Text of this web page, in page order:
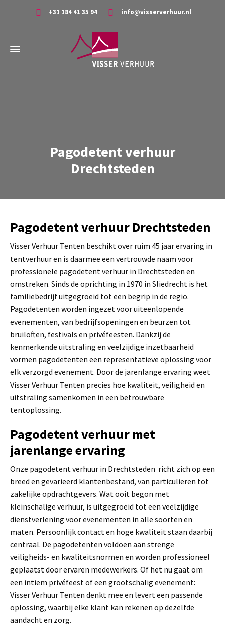
+31 184 41 35 94 info@visserverhuur.nl
Pagodetent verhuur
Drechtsteden
Pagodetent verhuur Drechtsteden
Visser Verhuur Tenten beschikt over ruim 45 jaar ervaring in
tentverhuur en is daarmee een vertrouwde naam voor
professionele pagodetent verhuur in Drechtsteden en
omstreken. Sinds de oprichting in 1970 in Sliedrecht is het
familiebedrijf uitgegroeid tot een begrip in de regio.
Pagodetenten worden ingezet voor uiteenlopende
evenementen, van bedrijfsopeningen en beurzen tot
bruiloften, festivals en privéfeesten. Dankzij de
kenmerkende uitstraling en veelzijdige inzetbaarheid
vormen pagodetenten een representatieve oplossing voor
elk verzorgd evenement. Door de jarenlange ervaring weet
Visser Verhuur Tenten precies hoe kwaliteit, veiligheid en
uitstraling samenkomen in een betrouwbare
tentoplossing.
Pagodetent verhuur met
jarenlange ervaring
Onze pagodetent verhuur in Drechtsteden richt zich op een
breed en gevarieerd klantenbestand, van particulieren tot
zakelijke opdrachtgevers. Wat ooit begon met
kleinschalige verhuur, is uitgegroeid tot een veelzijdige
dienstverlening voor evenementen in alle soorten en
maten. Persoonlijk contact en hoge kwaliteit staan daarbij
centraal. De pagodetenten voldoen aan strenge
veiligheids- en kwaliteitsnormen en worden professioneel
geplaatst door ervaren medewerkers. Of het nu gaat om
een intiem privéfeest of een grootschalig evenement:
Visser Verhuur Tenten denkt mee en levert een passende
oplossing, waarbij elke klant kan rekenen op dezelfde
aandacht en zorg.